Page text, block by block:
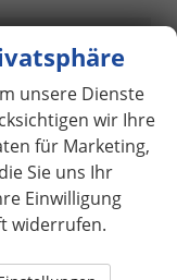
elektrisch
Frontantrieb
(ASR),
unsere Dienste
wir Ihre
für Marketing,
Sie uns Ihr
Einwilligung
widerrufen.